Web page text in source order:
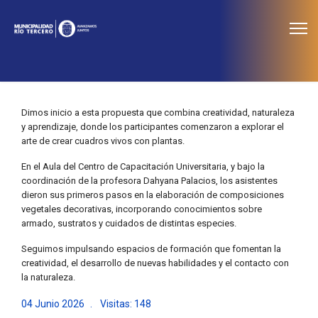
Dimos inicio a esta propuesta que combina creatividad, naturaleza
y aprendizaje, donde los participantes comenzaron a explorar el
arte de crear cuadros vivos con plantas.
En el Aula del Centro de Capacitación Universitaria, y bajo la
coordinación de la profesora Dahyana Palacios, los asistentes
dieron sus primeros pasos en la elaboración de composiciones
vegetales decorativas, incorporando conocimientos sobre
armado, sustratos y cuidados de distintas especies.
Seguimos impulsando espacios de formación que fomentan la
creatividad, el desarrollo de nuevas habilidades y el contacto con
la naturaleza.
04 Junio 2026 Visitas: 148